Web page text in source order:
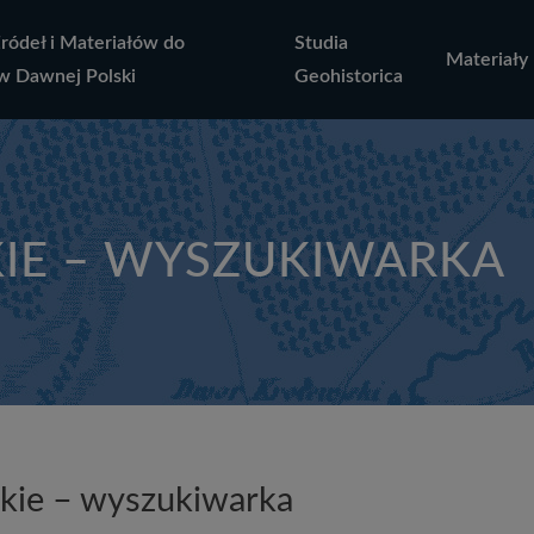
i Materiałów do
Dawnej Polski
Studia
Geohistorica
Materiały
– WYSZUKIWARKA
– wyszukiwarka